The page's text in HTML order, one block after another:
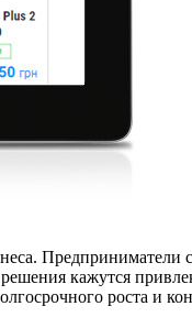
Предприниматели
кажутся
роста и